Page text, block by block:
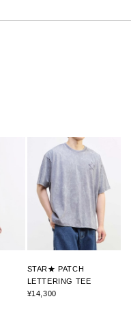
STAR★ PATCH
LETTERING TEE
¥14,300